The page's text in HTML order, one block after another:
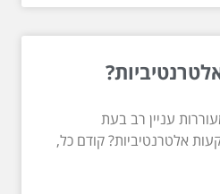
עניין רב בעת
אלטרנטיביות? קודם כל,